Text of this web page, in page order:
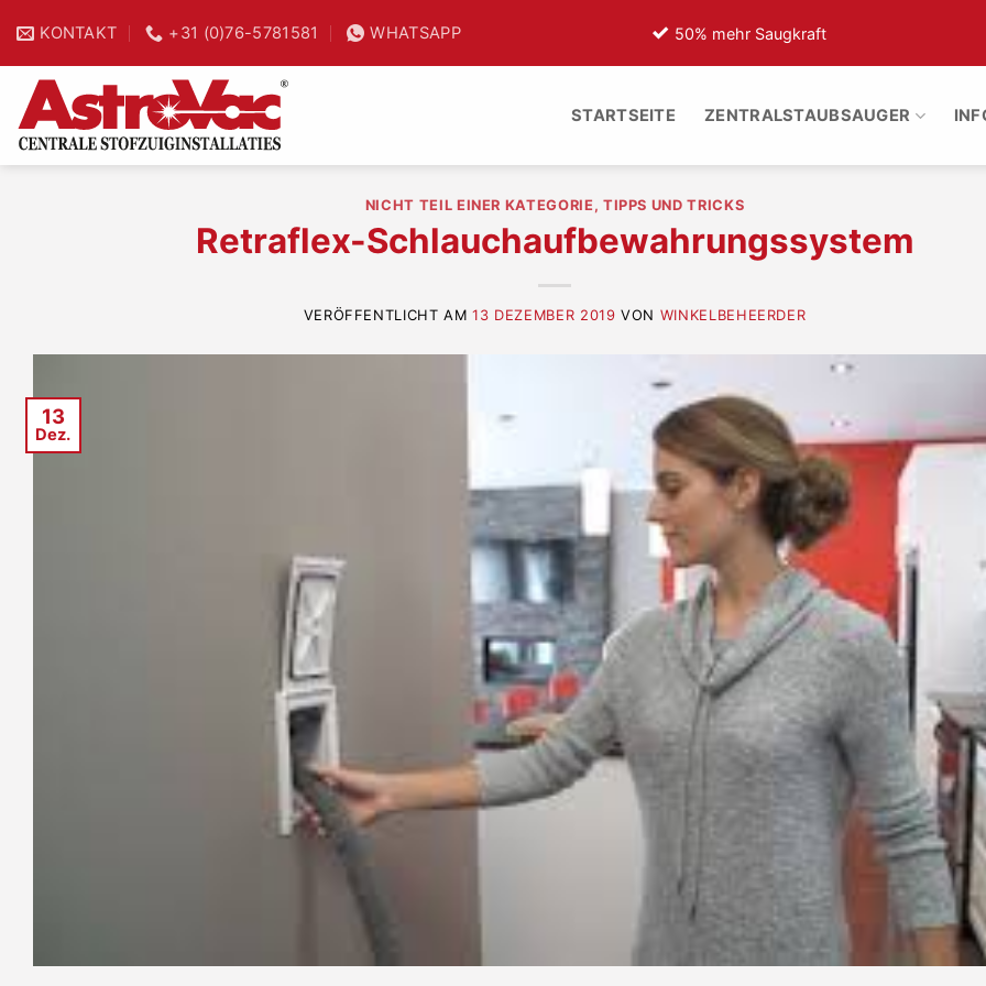
Inhalt
springen
KONTAKT +31 (0)76-5781581 WHATSAPP
25% Zeitsparnis 50% mehr Saugkraft
STARTSEITE ZENTRALSTAUBSAUGER
NICHT TEIL EINER KATEGORIE, TIPPS UND TRICKS
Retraflex-Schlauchaufbewahrungssystem
VERÖFFENTLICHT AM13 DEZEMBER 2019 VON WINKELBEHEERDER
13
Dez.